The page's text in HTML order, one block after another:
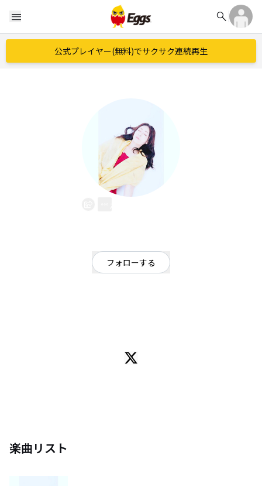
menu search
公式プレイヤー(無料)でサクサク連続再生
フォローする
楽曲リスト